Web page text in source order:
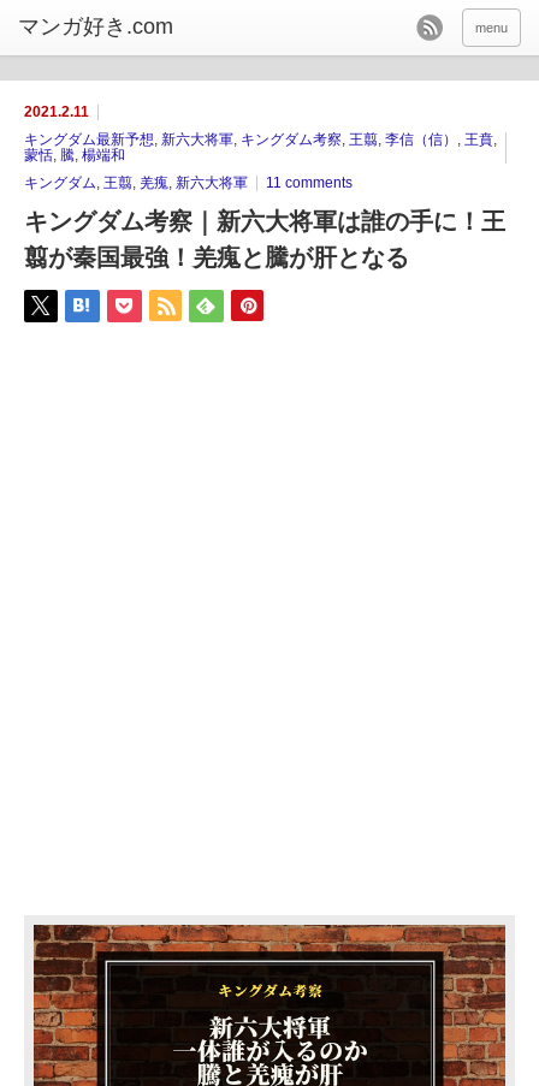
menu
2021.2.11
キングダム最新予想, 新六大将軍, キングダム考察, 王翦, 李信（信） , 王賁,
蒙恬, 騰, 楊端和
キングダム, 王翦, 羌瘣, 新六大将軍 11 comments
キングダム考察｜新六大将軍は誰の手に！王
翦が秦国最強！羌瘣と騰が肝となる